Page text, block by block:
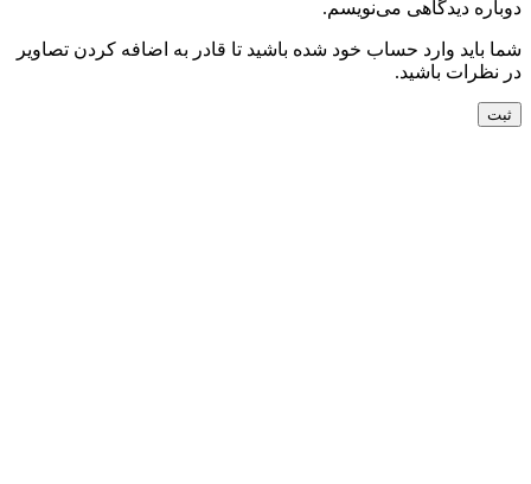
دوباره دیدگاهی می‌نویسم.
شما باید وارد حساب خود شده باشید تا قادر به اضافه کردن تصاویر
در نظرات باشید.